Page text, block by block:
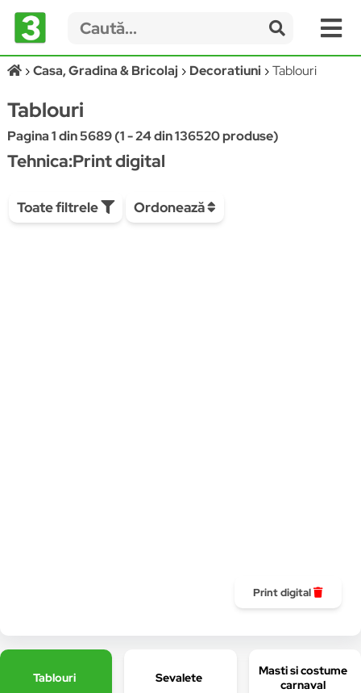
Casa, Gradina & Bricolaj Decoratiuni Tablouri
Tablouri
Pagina 1 din 5689 (1 - 24 din 136520 produse)
Tehnica:Print digital
Toate filtrele Ordonează
Print digital
Tablouri Sevalete
Masti si costume
carnaval